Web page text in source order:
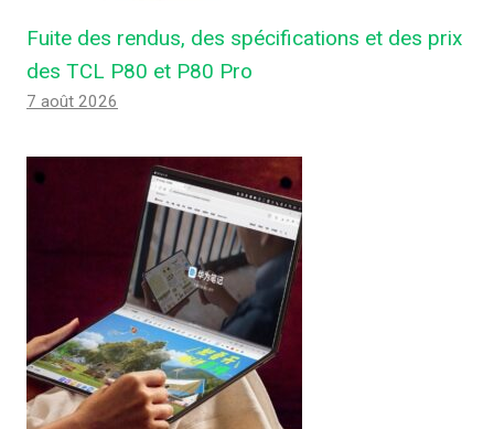
Fuite des rendus, des spécifications et des prix
des TCL P80 et P80 Pro
7 août 2026